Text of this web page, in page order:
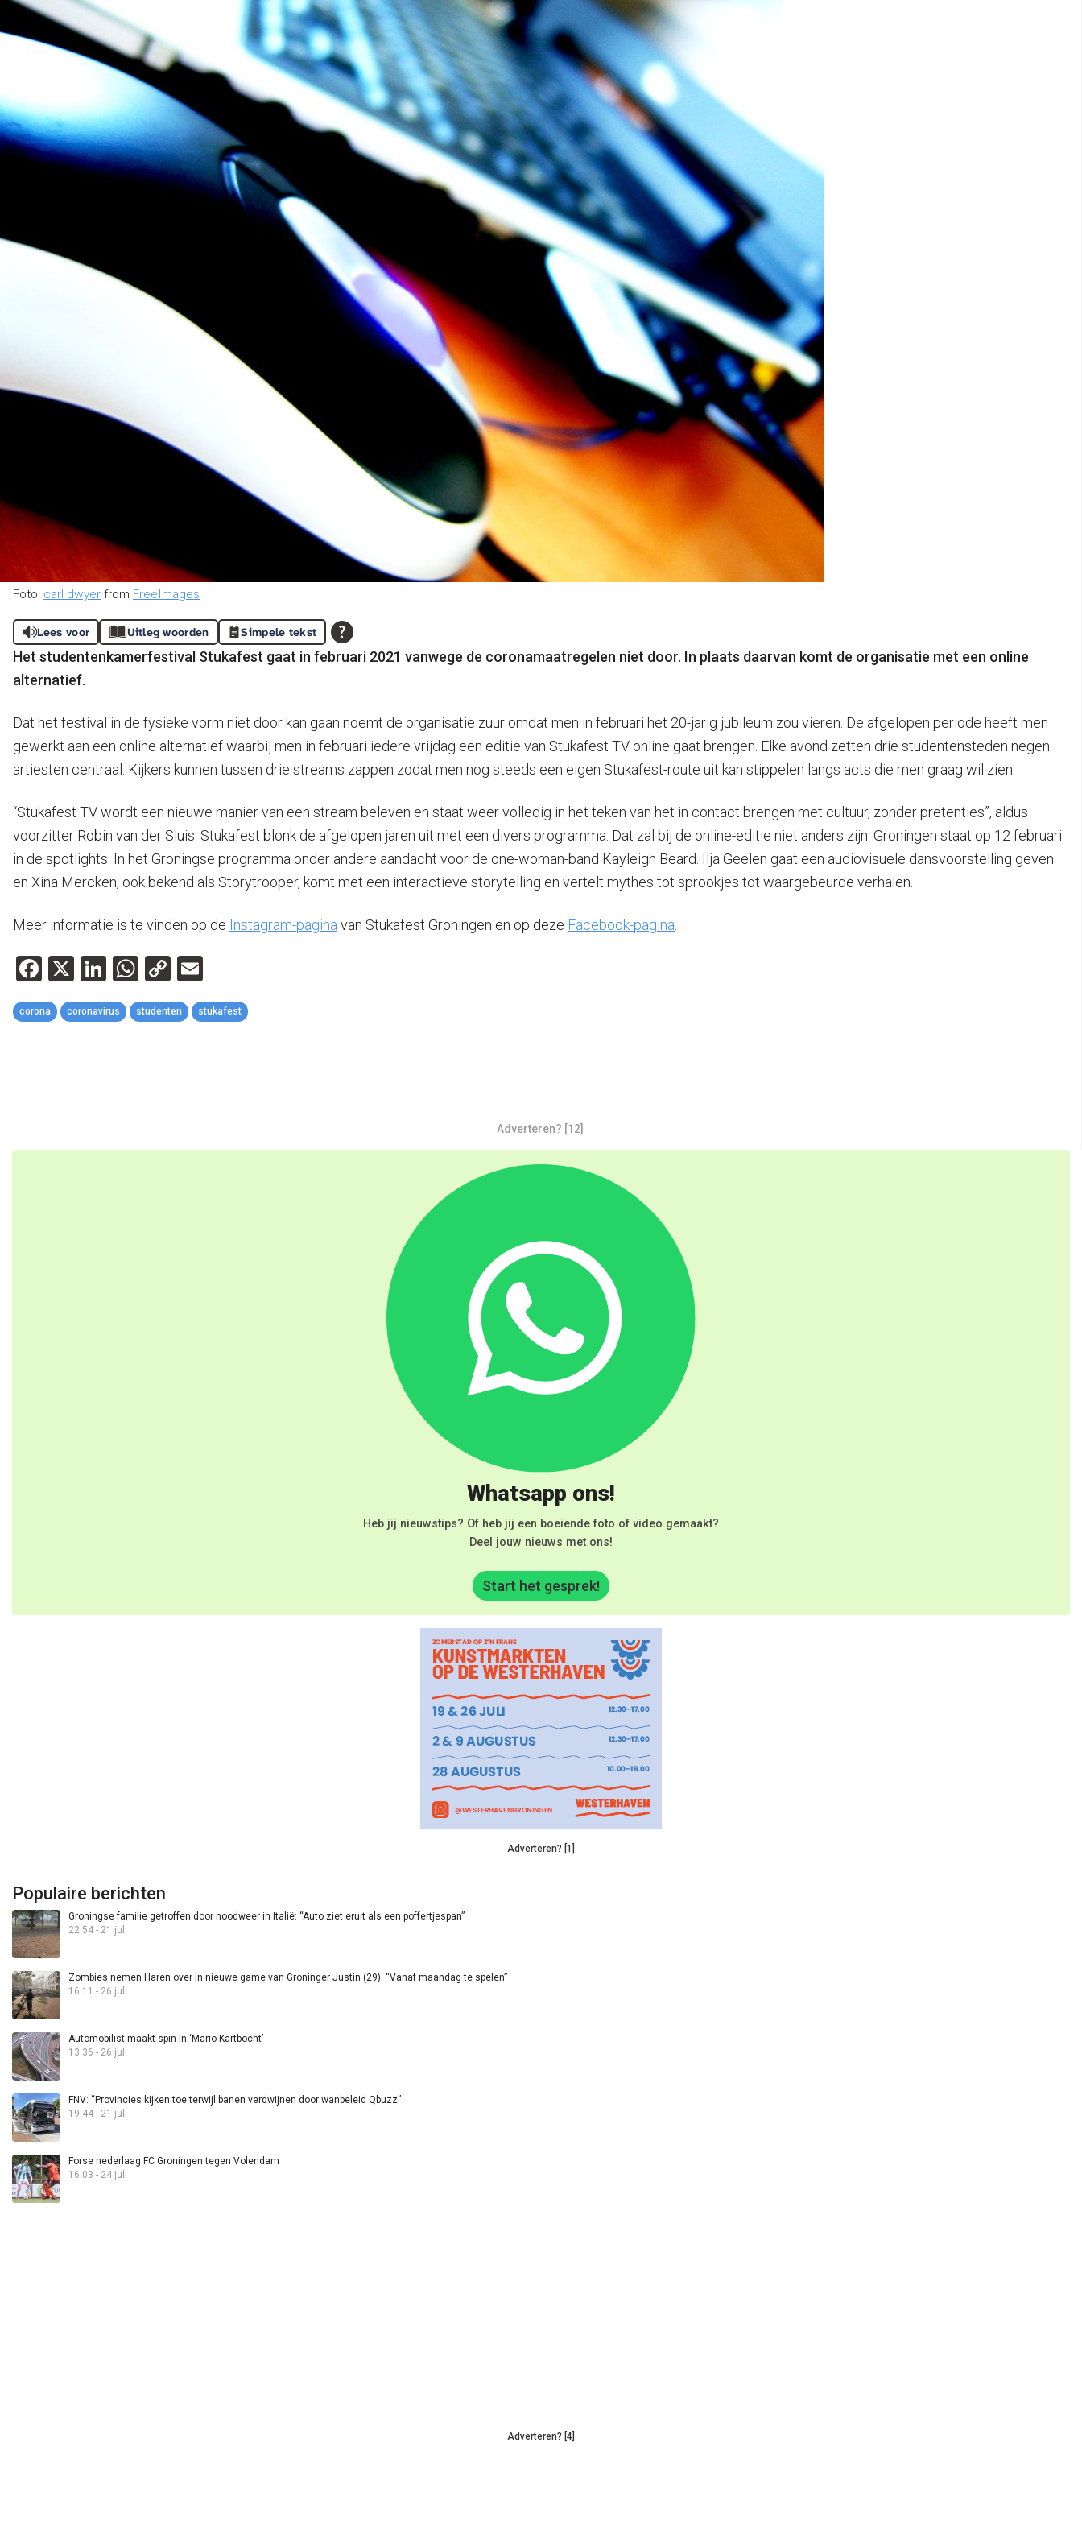
Foto: carl dwyer from FreeImages
Lees voor Uitleg woorden Simpele tekst
Het studentenkamerfestival Stukafest gaat in februari 2021 vanwege de coronamaatregelen niet door. In plaats daarvan komt de organisatie met een online
alternatief.
Dat het festival in de fysieke vorm niet door kan gaan noemt de organisatie zuur omdat men in februari het 20-jarig jubileum zou vieren. De afgelopen periode heeft men
gewerkt aan een online alternatief waarbij men in februari iedere vrijdag een editie van Stukafest TV online gaat brengen. Elke avond zetten drie studentensteden negen
artiesten centraal. Kijkers kunnen tussen drie streams zappen zodat men nog steeds een eigen Stukafest-route uit kan stippelen langs acts die men graag wil zien.
“Stukafest TV wordt een nieuwe manier van een stream beleven en staat weer volledig in het teken van het in contact brengen met cultuur, zonder pretenties”, aldus
voorzitter Robin van der Sluis. Stukafest blonk de afgelopen jaren uit met een divers programma. Dat zal bij de online-editie niet anders zijn. Groningen staat op 12 februari
in de spotlights. In het Groningse programma onder andere aandacht voor de one-woman-band Kayleigh Beard. Ilja Geelen gaat een audiovisuele dansvoorstelling geven
en Xina Mercken, ook bekend als Storytrooper, komt met een interactieve storytelling en vertelt mythes tot sprookjes tot waargebeurde verhalen.
Meer informatie is te vinden op de Instagram-pagina van Stukafest Groningen en op deze Facebook-pagina
Facebook
X LinkedIn
WhatsApp
Copy
Link
corona coronavirus studenten stukafest
Adverteren? [12]
Whatsapp ons!
Heb jij nieuwstips? Of heb jij een boeiende foto of video gemaakt?
Deel jouw nieuws met ons!
Start het gesprek!
Adverteren? [1]
Populaire berichten
Groningse familie getroffen door noodweer in Italië: “Auto ziet eruit als een poffertjespan”
22:54 - 21 juli
Zombies nemen Haren over in nieuwe game van Groninger Justin (29): “Vanaf maandag te spelen”
16:11 - 26 juli
Automobilist maakt spin in ‘Mario Kartbocht’
13:36 - 26 juli
FNV: “Provincies kijken toe terwijl banen verdwijnen door wanbeleid Qbuzz”
19:44 - 21 juli
Forse nederlaag FC Groningen tegen Volendam
16:03 - 24 juli
Adverteren? [4]